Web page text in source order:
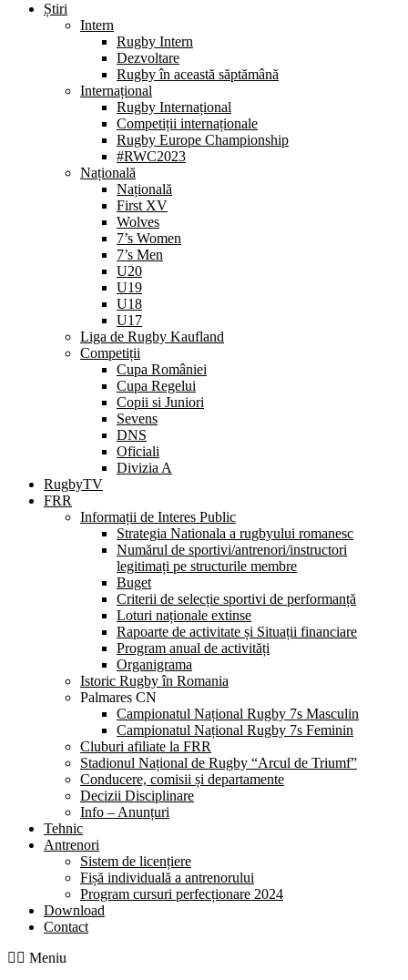
Știri
Intern
Rugby Intern
Dezvoltare
Rugby în această săptămână
Internațional
Rugby Internațional
Competiții internaționale
Rugby Europe Championship
#RWC2023
Națională
Națională
First XV
Wolves
7’s Women
7’s Men
U20
U19
U18
U17
Liga de Rugby Kaufland
Competiții
Cupa României
Cupa Regelui
Copii si Juniori
Sevens
DNS
Oficiali
Divizia A
RugbyTV
FRR
Informații de Interes Public
Strategia Nationala a rugbyului romanesc
Numărul de sportivi/antrenori/instructori
legitimați pe structurile membre
Buget
Criterii de selecție sportivi de performanță
Loturi naționale extinse
Rapoarte de activitate și Situații financiare
Program anual de activități
Organigrama
Istoric Rugby în Romania
Palmares CN
Campionatul Național Rugby 7s Masculin
Campionatul Național Rugby 7s Feminin
Cluburi afiliate la FRR
Stadionul Național de Rugby “Arcul de Triumf”
Conducere, comisii și departamente
Decizii Disciplinare
Info – Anunțuri
Tehnic
Antrenori
Sistem de licențiere
Fișă individuală a antrenorului
Program cursuri perfecționare 2024
Download
Contact
Meniu